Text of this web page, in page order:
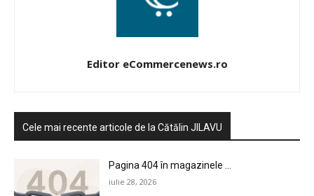
AI
LEGAL & DP
Editor eCommercenews.ro
Cele mai recente articole de la Cătălin JILAVU
Pagina 404 în magazinele ...
iulie 28, 2026